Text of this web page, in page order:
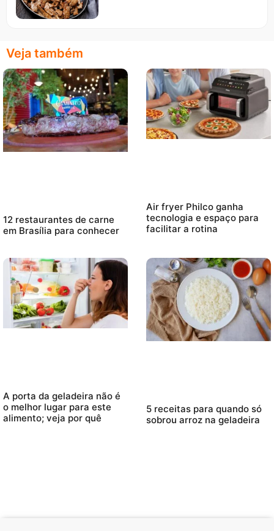
Veja também
12 restaurantes de carne
em Brasília para conhecer
Air fryer Philco ganha
tecnologia e espaço para
facilitar a rotina
A porta da geladeira não é
o melhor lugar para este
alimento; veja por quê
5 receitas para quando só
sobrou arroz na geladeira